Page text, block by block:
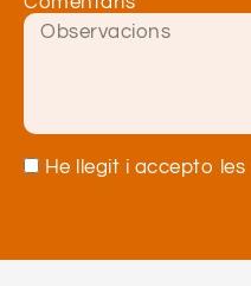
He llegit i accepto les